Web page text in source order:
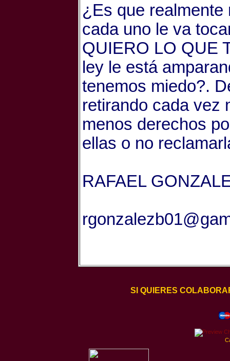
¿Es que realmente
cada uno le va
QUIERO LO QUE
ley le está
tenemos miedo?.
retirando cada vez
menos derechos
ellas o no
RAFAEL
SI QUIERES